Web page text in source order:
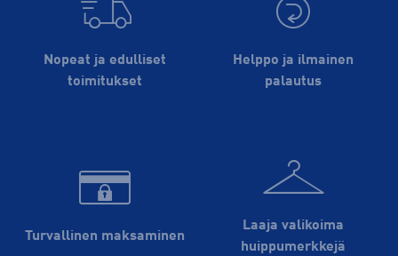
Nopeat ja edulliset
toimitukset
Helppo ja ilmainen
palautus
Turvallinen maksaminen
Laaja valikoima
huippu­merkkejä